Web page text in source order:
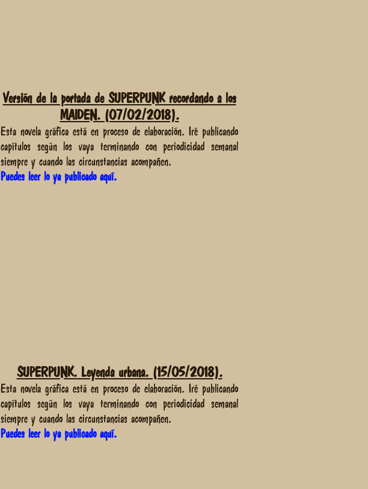
Versión de la portada de SUPERPUNK recordando a los
MAIDEN. (07/02/2018).
Esta novela gráfica está en proceso de elaboración. Iré publicando
capítulos según los vaya terminando con periodicidad semanal
siempre y cuando las circunstancias acompañen.
Puedes leer lo ya publicado aquí.
SUPERPUNK. Leyenda urbana. (15/05/2018).
Esta novela gráfica está en proceso de elaboración. Iré publicando
capítulos según los vaya terminando con periodicidad semanal
siempre y cuando las circunstancias acompañen.
Puedes leer lo ya publicado aquí.